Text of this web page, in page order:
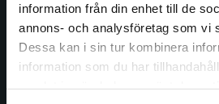
information från din enhet till de
annons- och analysföretag som vi
Dessa kan i sin tur kombinera
information som du har
Det verkar som att du besöker
studentlitteratur.se via en
046-31 20 00
Postadress:
Box 141
221 00 Lund